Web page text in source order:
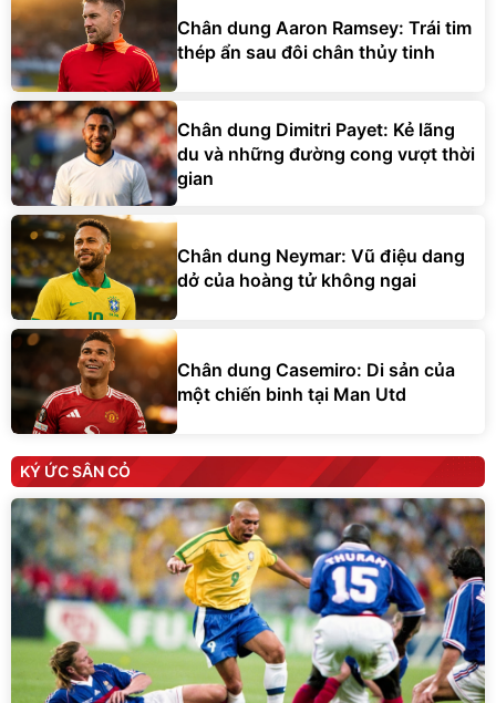
Chân dung Aaron Ramsey: Trái tim
thép ẩn sau đôi chân thủy tinh
Chân dung Dimitri Payet: Kẻ lãng
du và những đường cong vượt thời
gian
Chân dung Neymar: Vũ điệu dang
dở của hoàng tử không ngai
Chân dung Casemiro: Di sản của
một chiến binh tại Man Utd
KÝ ỨC SÂN CỎ